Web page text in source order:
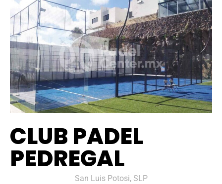
CLUB PADEL
PEDREGAL
San Luis Potosi, SLP